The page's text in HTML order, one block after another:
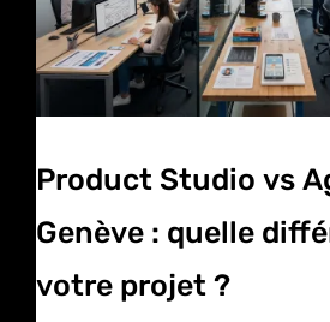
Product Studio vs
Genève : quelle
votre projet ?